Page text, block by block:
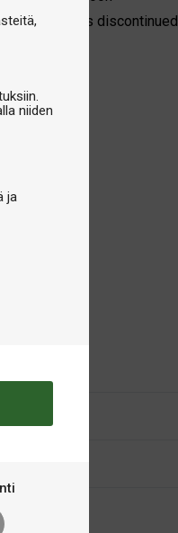
niiden
ja
The product is discontinued